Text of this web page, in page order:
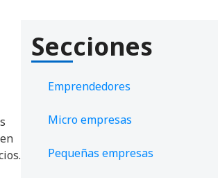
Secciones
Emprendedores
Micro empresas
Pequeñas empresas